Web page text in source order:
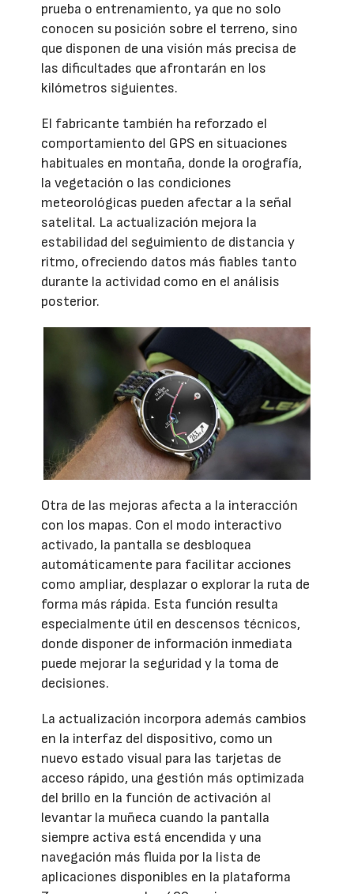
prueba o entrenamiento, ya que no solo
conocen su posición sobre el terreno, sino
que disponen de una visión más precisa de
las dificultades que afrontarán en los
kilómetros siguientes.
El fabricante también ha reforzado el
comportamiento del GPS en situaciones
habituales en montaña, donde la orografía,
la vegetación o las condiciones
meteorológicas pueden afectar a la señal
satelital. La actualización mejora la
estabilidad del seguimiento de distancia y
ritmo, ofreciendo datos más fiables tanto
durante la actividad como en el análisis
posterior.
Otra de las mejoras afecta a la interacción
con los mapas. Con el modo interactivo
activado, la pantalla se desbloquea
automáticamente para facilitar acciones
como ampliar, desplazar o explorar la ruta de
forma más rápida. Esta función resulta
especialmente útil en descensos técnicos,
donde disponer de información inmediata
puede mejorar la seguridad y la toma de
decisiones.
La actualización incorpora además cambios
en la interfaz del dispositivo, como un
nuevo estado visual para las tarjetas de
acceso rápido, una gestión más optimizada
del brillo en la función de activación al
levantar la muñeca cuando la pantalla
siempre activa está encendida y una
navegación más fluida por la lista de
aplicaciones disponibles en la plataforma